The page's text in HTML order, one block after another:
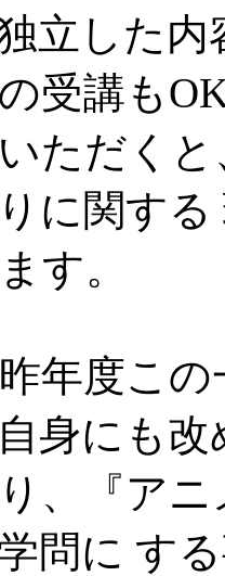
立した内
受講も
ただく
に関す
す。
年度この
身にも
、『ア
問に す